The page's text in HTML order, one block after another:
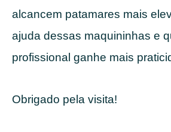
alcancem patamares mais
ajuda dessas maquininhas e
profissional ganhe mais
Obrigado pela visita!